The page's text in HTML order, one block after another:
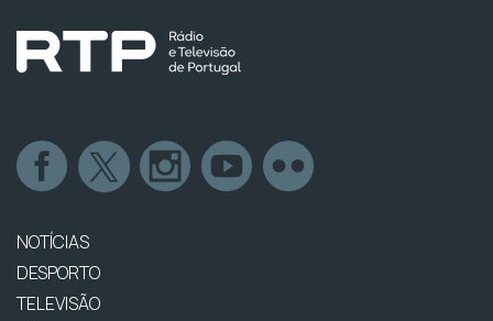
NOTÍCIAS
DESPORTO
TELEVISÃO